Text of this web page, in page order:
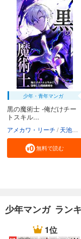
少年・青年マンガ
黒の魔術士 -俺だけチー
トスキル...
アメカワ・リーチ 天池のぞむ
無料で読む
少年マンガ ラン
1位